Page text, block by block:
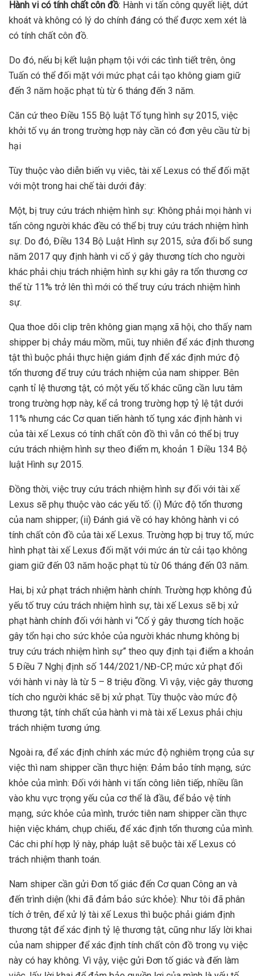
Hành vi có tính chất côn đồ: Hành vi tấn công quyết liệt, dứt
khoát và không có lý do chính đáng có thể được xem xét là
có tính chất côn đồ.
Do đó, nếu bị kết luận phạm tội với các tình tiết trên, ông
Tuấn có thể đối mặt với mức phạt cải tạo không giam giữ
đến 3 năm hoặc phạt tù từ 6 tháng đến 3 năm.
Căn cứ theo Điều 155 Bộ luật Tố tụng hình sự 2015, việc
khởi tố vụ án trong trường hợp này cần có đơn yêu cầu từ bị
hại
Tùy thuộc vào diễn biến vụ viêc, tài xế Lexus có thể đối mặt
với một trong hai chế tài dưới đây:
Một, bị truy cứu trách nhiệm hình sự: Không phải mọi hành vi
tấn công người khác đều có thể bị truy cứu trách nhiệm hình
sự. Do đó, Điều 134 Bộ Luật Hình sự 2015, sửa đổi bổ sung
năm 2017 quy định hành vi cố ý gây thương tích cho người
khác phải chịu trách nhiệm hình sự khi gây ra tổn thương cơ
thể từ 11% trở lên thì mới có thể truy cứu trách nhiệm hình
sự.
Qua thoe dõi clip trên không gian mạng xã hội, cho thấy nam
shipper bị chảy máu mồm, mũi, tuy nhiên để xác định thương
tật thì buộc phải thực hiện giám định để xác định mức độ
tổn thương để truy cứu trách nhiệm của nam shipper. Bên
cạnh tỉ lệ thương tật, có một yếu tố khác cũng cần lưu tâm
trong trường hợp này, kể cả trong trường hợp tỷ lệ tật dưới
11% nhưng các Cơ quan tiến hành tố tụng xác định hành vi
của tài xế Lexus có tính chất côn đồ thì vẫn có thể bị truy
cứu trách nhiệm hình sự theo điểm m, khoản 1 Điều 134 Bộ
luật Hình sự 2015.
Đồng thời, việc truy cứu trách nhiệm hình sự đối với tài xế
Lexus sẽ phụ thuộc vào các yếu tố: (i) Mức độ tổn thương
của nam shipper; (ii) Đánh giá về có hay không hành vi có
tính chất côn đồ của tài xế Lexus. Trường hợp bị truy tố, mức
hình phạt tài xế Lexus đối mặt với mức án từ cải tạo không
giam giữ đến 03 năm hoặc phạt tù từ 06 tháng đến 03 năm.
Hai, bị xử phạt trách nhiệm hành chính. Trường hợp không đủ
yếu tố truy cứu trách nhiệm hình sự, tài xế Lexus sẽ bị xử
phạt hành chính đối với hành vi “Cố ý gây thương tích hoặc
gây tổn hại cho sức khỏe của người khác nhưng không bị
truy cứu trách nhiệm hình sự” theo quy định tại điểm a khoản
5 Điều 7 Nghị định số 144/2021/NĐ-CP, mức xử phạt đối
với hành vi này là từ 5 – 8 triệu đồng. Vì vậy, việc gây thương
tích cho người khác sẽ bị xử phạt. Tùy thuộc vào mức độ
thương tật, tính chất của hành vi mà tài xế Lexus phải chịu
trách nhiệm tương ứng.
Ngoài ra, để xác định chính xác mức độ nghiêm trọng của sự
việc thì nam shipper cần thực hiện: Đảm bảo tính mạng, sức
khỏe của mình: Đối với hành vi tấn công liên tiếp, nhiều lần
vào khu vực trọng yếu của cơ thể là đầu, để bảo vệ tính
mạng, sức khỏe của mình, trước tiên nam shipper cần thực
hiện việc khám, chụp chiếu, để xác định tổn thương của mình.
Các chi phí hợp lý này, pháp luật sẽ buộc tài xế Lexus có
trách nhiệm thanh toán.
Nam shiper cần gửi Đơn tố giác đến Cơ quan Công an và
đến trình diện (khi đã đảm bảo sức khỏe): Như tôi đã phân
tích ở trên, để xử lý tài xế Lexus thì buộc phải giám định
thương tật để xác định tỷ lệ thương tật, cũng như lấy lời khai
của nam shipper để xác định tính chất côn đồ trong vụ việc
này có hay không. Vì vậy, việc gửi Đơn tố giác và đến làm